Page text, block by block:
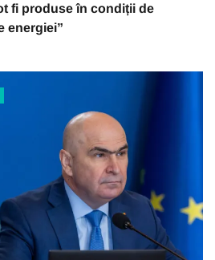
fi produse în condiții de
energiei”